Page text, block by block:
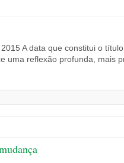
A data que constitui o
uma reflexão profunda, mais